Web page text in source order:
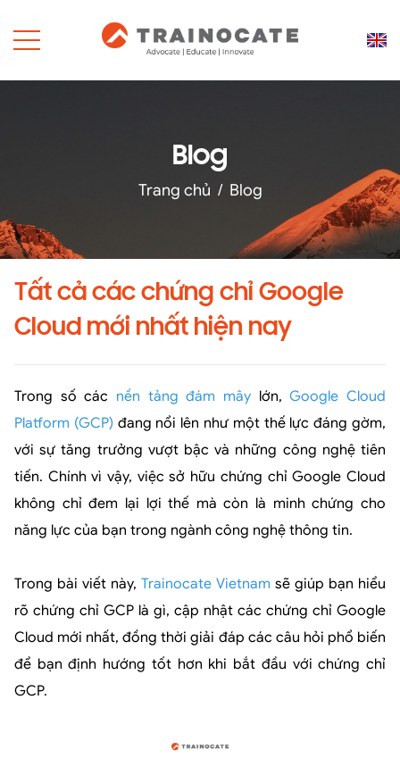
Blog
Trang chủ / Blog
Tất cả các chứng chỉ Google
Cloud mới nhất hiện nay
Trong số các nền tảng đám mây lớn,Google Cloud
Platform (GCP) đang nổi lên như một thế lực đáng gờm,
với sự tăng trưởng vượt bậc và những công nghệ tiên
tiến. Chính vì vậy, việc sở hữu chứng chỉ Google Cloud
không chỉ đem lại lợi thế mà còn là minh chứng cho
năng lực của bạn trong ngành công nghệ thông tin.
Trong bài viết này, Trainocate Vietnam sẽ giúp bạn hiểu
rõ chứng chỉ GCP là gì, cập nhật các chứng chỉ Google
Cloud mới nhất, đồng thời giải đáp các câu hỏi phổ biến
để bạn định hướng tốt hơn khi bắt đầu với chứng chỉ
GCP.